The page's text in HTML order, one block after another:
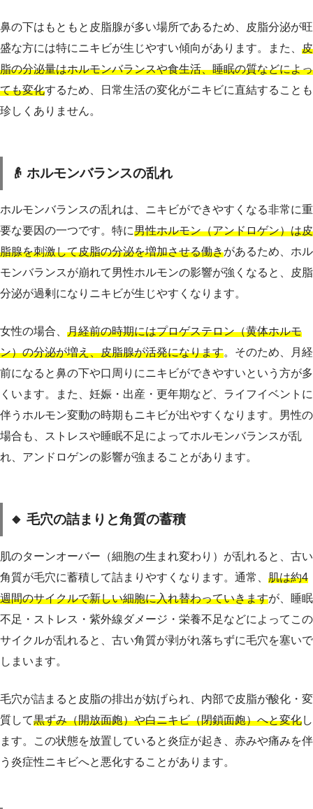
鼻の下はもともと皮脂腺が多い場所であるため、皮脂分泌が旺
盛な方には特にニキビが生じやすい傾向があります。また、 皮
脂の分泌量はホルモンバランスや食生活、睡眠の質などによっ
ても変化するため、日常生活の変化がニキビに直結することも
珍しくありません。
👴 ホルモンバランスの乱れ
ホルモンバランスの乱れは、ニキビができやすくなる非常に重
要な要因の一つです。特に男性ホルモン（アンドロゲン）は皮
脂腺を刺激して皮脂の分泌を増加させる働きがあるため、ホル
モンバランスが崩れて男性ホルモンの影響が強くなると、皮脂
分泌が過剰になりニキビが生じやすくなります。
女性の場合、 月経前の時期にはプロゲステロン（黄体ホルモ
ン）の分泌が増え、皮脂腺が活発になります。そのため、月経
前になると鼻の下や口周りにニキビができやすいという方が多
くいます。また、妊娠・出産・更年期など、ライフイベントに
伴うホルモン変動の時期もニキビが出やすくなります。男性の
場合も、ストレスや睡眠不足によってホルモンバランスが乱
れ、アンドロゲンの影響が強まることがあります。
🔸 毛穴の詰まりと角質の蓄積
肌のターンオーバー（細胞の生まれ変わり）が乱れると、古い
角質が毛穴に蓄積して詰まりやすくなります。通常、 肌は約4
週間のサイクルで新しい細胞に入れ替わっていきますが、睡眠
不足・ストレス・紫外線ダメージ・栄養不足などによってこの
サイクルが乱れると、古い角質が剥がれ落ちずに毛穴を塞いで
しまいます。
毛穴が詰まると皮脂の排出が妨げられ、内部で皮脂が酸化・変
質して黒ずみ（開放面皰）や白ニキビ（閉鎖面皰）へと変化し
ます。この状態を放置していると炎症が起き、赤みや痛みを伴
う炎症性ニキビへと悪化することがあります。